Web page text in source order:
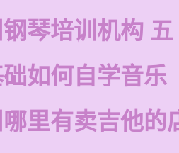
琴培训机构 五
如何自学音乐
里有卖吉他的